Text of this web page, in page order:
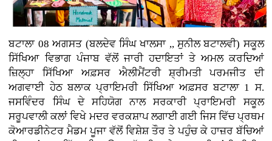
ਬਟਾਲਾ 08 ਅਗਸਤ (ਬਲਦੇਵ ਸਿੰਘ ਖਾਲਸਾ ,, ਸੁਨੀਲ ਬਟਾਲਵੀ) ਸਕੂਲ
ਸਿੱਖਿਆ ਵਿਭਾਗ ਪੰਜਾਬ ਵੱਲੋਂ ਜਾਰੀ ਹਦਾਇਤਾਂ ਤੇ ਅਮਲ ਕਰਦਿਆਂ
ਜ਼ਿਲ੍ਹਾ ਸਿੱਖਿਆ ਅਫ਼ਸਰ ਐਲੀਮੈਂਟਰੀ ਸ਼੍ਰੀਮਤੀ ਪਰਮਜੀਤ ਦੀ
ਅਗਵਾਈ ਹੇਠ ਬਲਾਕ ਪ੍ਰਾਇਮਰੀ ਸਿੱਖਿਆ ਅਫ਼ਸਰ ਬਟਾਲਾ 1 ਸ.
ਜਸਵਿੰਦਰ ਸਿੰਘ ਦੇ ਸਹਿਯੋਗ ਨਾਲ ਸਰਕਾਰੀ ਪ੍ਰਾਇਮਰੀ ਸਕੂਲ
ਸਰੂਪਵਾਲੀ ਕਲਾਂ ਵਿਖੇ ਮਦਰ ਵਰਕਸ਼ਾਪ ਲਗਾਈ ਗਈ ਜਿਸ ਵਿੱਚ ਪ੍ਰਥਮ
ਕੋਆਰਡੀਨੇਟਰ ਮੈਡਮ ਪੂਜਾ ਵੱਲੋਂ ਵਿਸ਼ੇਸ਼ ਤੌਰ ਤੇ ਪਹੁੰਚ ਕੇ ਹਾਜ਼ਰ ਬੱਚਿਆਂ